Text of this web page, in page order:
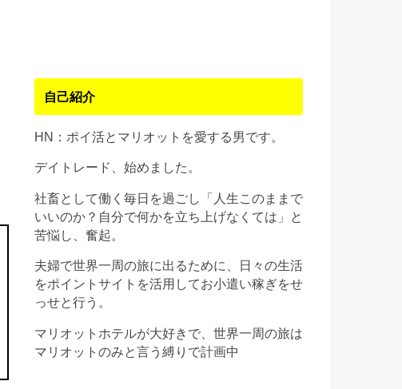
自己紹介
HN：ポイ活とマリオットを愛する男です。
デイトレード、始めました。
社畜として働く毎日を過ごし「人生このままで
いいのか？自分で何かを立ち上げなくては」と
苦悩し、奮起。
夫婦で世界一周の旅に出るために、日々の生活
をポイントサイトを活用してお小遣い稼ぎをせ
っせと行う。
マリオットホテルが大好きで、世界一周の旅は
マリオットのみと言う縛りで計画中